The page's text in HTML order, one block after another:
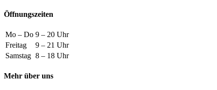
Öffnungszeiten
Mo – Do 9 – 20 Uhr
Freitag
9 – 21 Uhr
Samstag 8 – 18 Uhr
Mehr über uns